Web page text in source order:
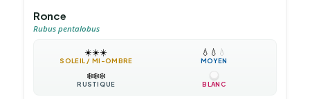
Ronce
Rubus pentalobus
☀️☀️☀️
SOLEIL / MI-OMBRE
💧 💧 💧
MOYEN
❄️❄️❄️
RUSTIQUE BLANC